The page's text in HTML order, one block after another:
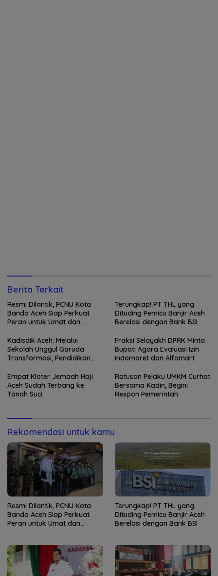
Berita Terkait
Resmi Dilantik, PCNU Kota
Banda Aceh Siap Perkuat
Peran untuk Umat dan
Terungkap! PT THL yang
Dituding Pemicu Banjir Aceh
Berelasi dengan Bank BSI
Kadisdik Aceh: Melalui
Sekolah Unggul Garuda
Transformasi, Pendidikan
Fraksi Selayakh DPRK Minta
Bupati Agara Evaluasi Izin
Indomaret dan Alfamart
Empat Kloter Jemaah Haji
Aceh Sudah Terbang ke
Tanah Suci
Ratusan Pelaku UMKM Curhat
Bersama Kadin, Begini
Respon Pemerintah
Rekomendasi untuk kamu
Resmi Dilantik, PCNU Kota
Banda Aceh Siap Perkuat
Peran untuk Umat dan
Terungkap! PT THL yang
Dituding Pemicu Banjir Aceh
Berelasi dengan Bank BSI